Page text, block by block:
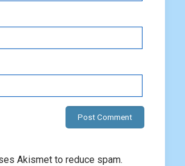
Akismet to reduce spam.